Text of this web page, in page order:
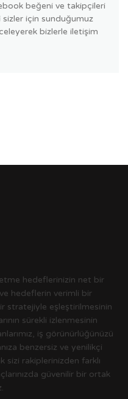
beğeni ve takipçileri
için sunduğumuz
bizlerle iletişim
hedeflerinizin net bir
ve hedeflerin verimli bir
stratejiyle eşleştirilmesinin
sürekli izlenmesinin
iş görünürlüğünüzü
benzersiz ve yenilikçi
sizi rakiplerinizden farklı
güvenilir bir ortak